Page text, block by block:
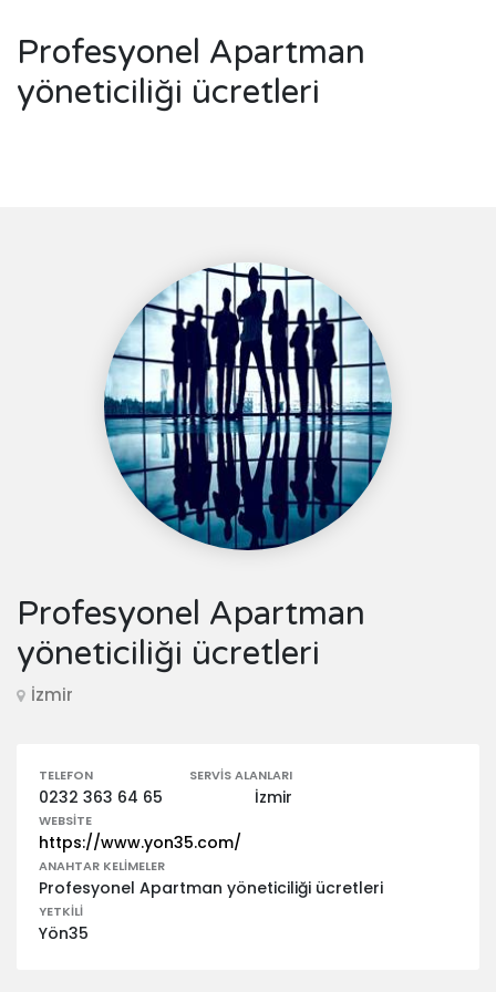
Profesyonel Apartman
yöneticiliği ücretleri
Profesyonel Apartman
yöneticiliği ücretleri
İzmir
TELEFON
0232 363 64 65
SERVIS ALANLARI
İzmir
WEBSITE
https://www.yon35.com/
ANAHTAR KELIMELER
Profesyonel Apartman yöneticiliği ücretleri
YETKILI
Yön35